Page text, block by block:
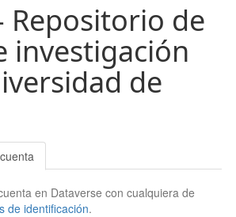
Repositorio de
investigación
de
en Dataverse con cualquiera de
de identificación.